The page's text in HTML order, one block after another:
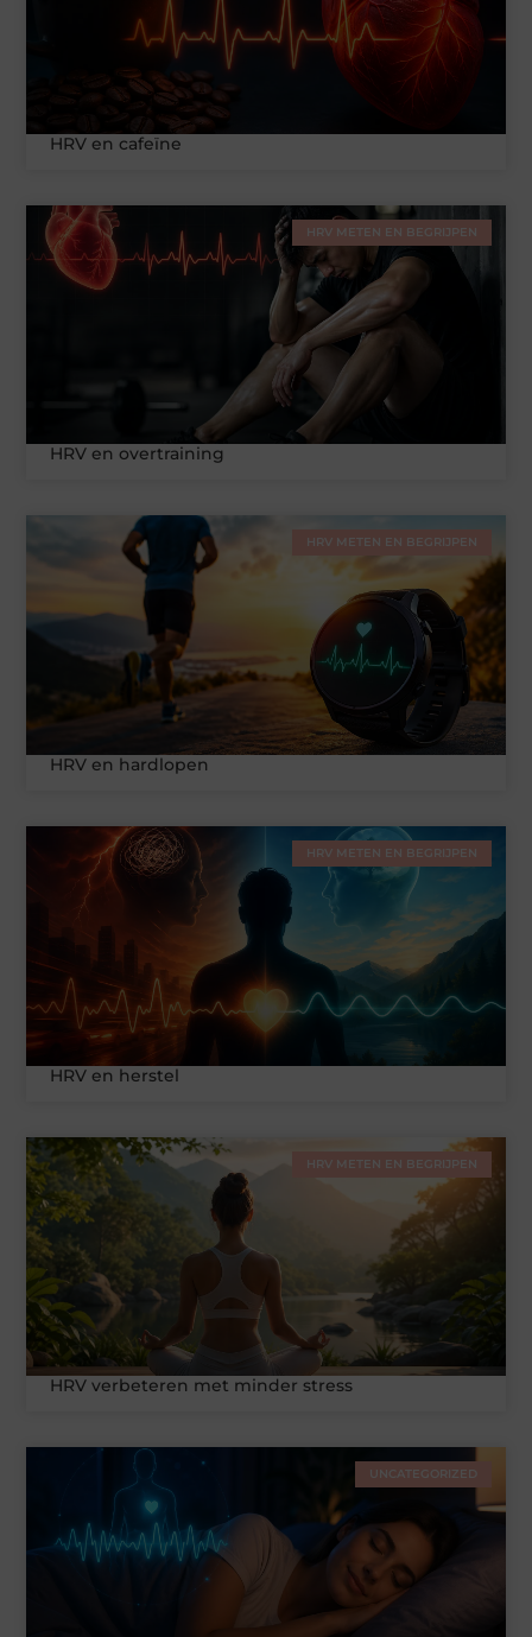
HRV en cafeïne
HRV METEN EN BEGRIJPEN
HRV en overtraining
HRV METEN EN BEGRIJPEN
HRV en hardlopen
HRV METEN EN BEGRIJPEN
HRV en herstel
HRV METEN EN BEGRIJPEN
HRV verbeteren met minder stress
UNCATEGORIZED